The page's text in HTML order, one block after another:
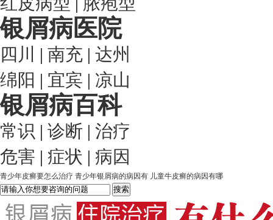
银屑病医院
四川 | 南充 | 达州
绵阳 | 宜宾 | 凉山
银屑病百科
常识 | 诊断 | 治疗
危害 | 症状 | 病因
青少年皮癣要怎么治疗 青少年银屑病的病因有 儿童牛皮癣的病因有哪